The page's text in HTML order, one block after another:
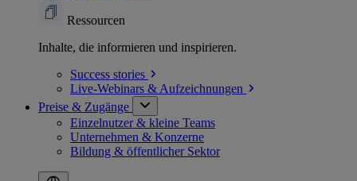
Ressourcen
Inhalte, die informieren und inspirieren.
Success stories
Live-Webinars & Aufzeichnungen
Preise & Zugänge
Einzelnutzer & kleine Teams
Unternehmen & Konzerne
Bildung & öffentlicher Sektor